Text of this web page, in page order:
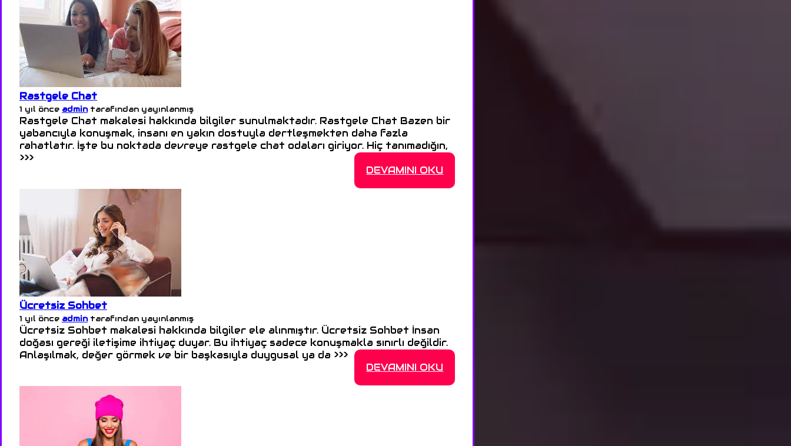
Rastgele Chat
1 yıl önce admintarafından yayınlanmış
Rastgele Chat makalesi hakkında bilgiler sunulmaktadır. Rastgele Chat Bazen bir
yabancıyla konuşmak, insanı en yakın dostuyla dertleşmekten daha fazla
rahatlatır. İşte bu noktada devreye rastgele chat odaları giriyor. Hiç tanımadığın,
>>>
DEVAMINI OKU
Ücretsiz Sohbet
1 yıl önce admintarafından yayınlanmış
Ücretsiz Sohbet makalesi hakkında bilgiler ele alınmıştır. Ücretsiz Sohbet İnsan
doğası gereği iletişime ihtiyaç duyar. Bu ihtiyaç sadece konuşmakla sınırlı değildir.
Anlaşılmak, değer görmek ve bir başkasıyla duygusal ya da >>>
DEVAMINI OKU